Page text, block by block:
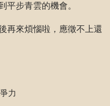
平步青雲的機會。
再來煩惱啦，應徵不上還
力